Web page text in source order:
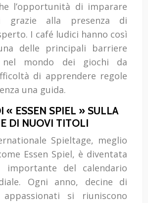
l’opportunità di imparare
grazie alla presenza di
I café ludici hanno così
delle principali barriere
nel mondo dei giochi da
di apprendere regole
una guida.
« ESSEN SPIEL » SULLA
DI NUOVI TITOLI
Spieltage, meglio
Essen Spiel, è diventata
importante del calendario
Ogni anno, decine di
si riuniscono